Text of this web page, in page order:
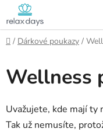
Přejít
na
obsah
Domů
/ Dárkové poukazy /
Wellness
Uvažujete, kde mají ty
Tak už nemusíte,